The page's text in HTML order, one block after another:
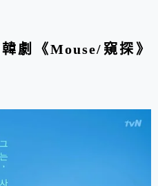
劇《Mouse/窺探》